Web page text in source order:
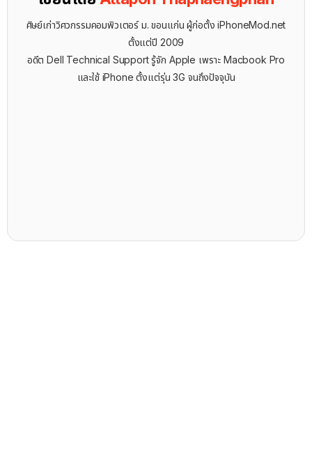
ศิษย์เก่าวิศวกรรมคอมพิวเตอร์ ม. ขอนแก่น ผู้ก่อตั้ง iPhoneMod.net
ตั้งแต่ปี 2009
อดีต Dell Technical Support รู้จัก ​Apple เพราะ Macbook Pro
และใช้ iPhone ตั้งแต่รุ่น 3G จนถึงปัจจุบัน